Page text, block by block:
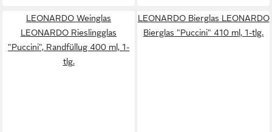
LEONARDO Weinglas
LEONARDO Rieslingglas
"Puccini", Randfüllug 400 ml, 1-
tlg.
LEONARDO Bierglas LEONARDO
Bierglas "Puccini" 410 ml, 1-tlg.